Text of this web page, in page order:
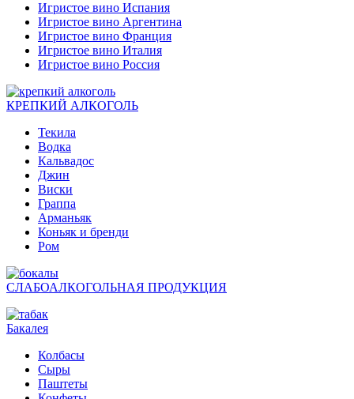
Игристое вино Испания
Игристое вино Аргентина
Игристое вино Франция
Игристое вино Италия
Игристое вино Россия
КРЕПКИЙ АЛКОГОЛЬ
Текила
Водка
Кальвадос
Джин
Виски
Граппа
Арманьяк
Коньяк и бренди
Ром
СЛАБОАЛКОГОЛЬНАЯ ПРОДУКЦИЯ
Бакалея
Колбасы
Сыры
Паштеты